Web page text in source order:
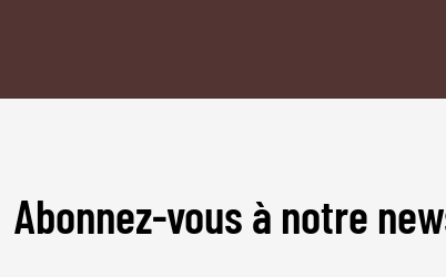
Abonnez-vous à notre